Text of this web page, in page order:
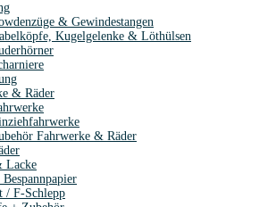
& Gewindestangen
Kugelgelenke & Löthülsen
& Räder
Fahrwerke & Räder
Lacke
/ F-Schlepp